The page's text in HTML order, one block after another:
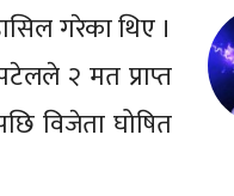
गरेका थिए ।
२ मत प्राप्त
विजेता घोषित